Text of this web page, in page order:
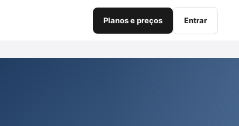
Planos e preços Entrar